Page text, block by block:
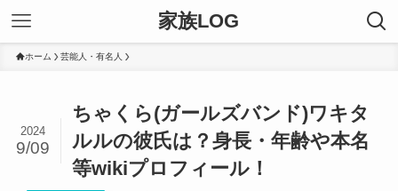
家族LOG
ホーム 芸能人・有名人
ちゃくら(ガールズバンド)ワキタ
ルルの彼氏は？身長・年齢や本名
等wikiプロフィール！
2024
9/09